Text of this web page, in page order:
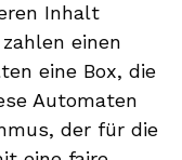
Inhalt
einen
eine Box, die
Automaten
der für die